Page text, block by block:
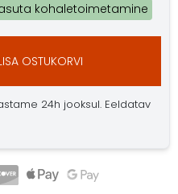
kohaletoimetamine
OSTUKORVI
24h jooksul. Eeldatav